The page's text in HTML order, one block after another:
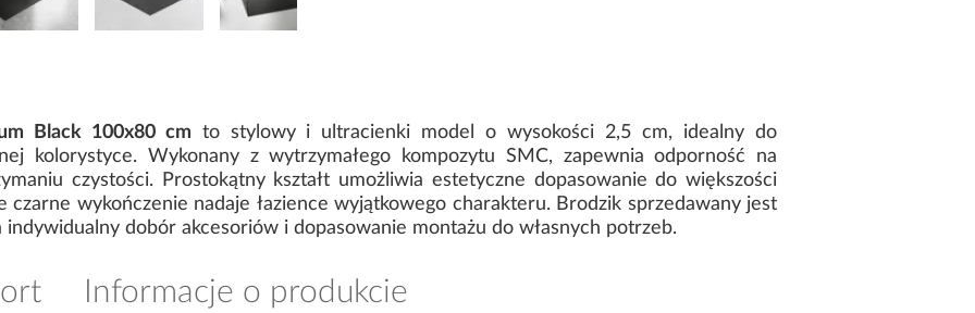
Black 100x80 cm to stylowy i ultracienki model o wysokości 2,5 cm, idealny do
kolorystyce. Wykonany z wytrzymałego kompozytu SMC, zapewnia odporność na
czystości. Prostokątny kształt umożliwia estetyczne dopasowanie do większości
czarne wykończenie nadaje łazience wyjątkowego charakteru. Brodzik sprzedawany jest
indywidualny dobór akcesoriów i dopasowanie montażu do własnych potrzeb.
Informacje o produkcie